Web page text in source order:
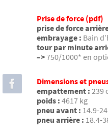
Prise de force (pdf)
prise de force
embrayage : Bain
tour par minute
–>750/1000* en
Dimensions et
empattement : 239
poids : 4617 kg
pneu avant : 14.9-24
pneu arrière : 18.4-